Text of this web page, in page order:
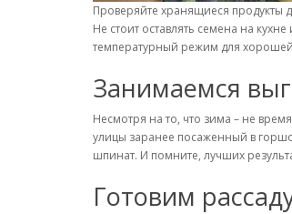
Проверяйте хранящиеся продукты
Не стоит оставлять семена на
температурный режим для хорошей
Занимаемся
Несмотря на то, что зима – не
улицы заранее посаженный в
шпинат. И помните, лучших
Готовим